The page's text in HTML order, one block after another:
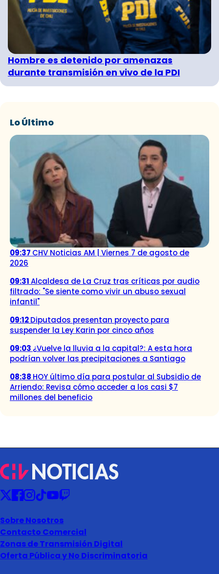
Hombre es detenido por amenazas
durante transmisión en vivo de la PDI
Lo Último
09:37 CHV Noticias AM | Viernes 7 de agosto de
2026
09:31Alcaldesa de La Cruz tras críticas por audio
filtrado: "Se siente como vivir un abuso sexual
infantil"
09:12Diputados presentan proyecto para
suspender la Ley Karin por cinco años
09:03 ¿Vuelve la lluvia a la capital?: A esta hora
podrían volver las precipitaciones a Santiago
08:38 HOY último día para postular al Subsidio de
Arriendo: Revisa cómo acceder a los casi $7
millones del beneficio
Sobre Nosotros
Contacto Comercial
Zonas de Transmisión Digital
Oferta Pública y No Discriminatoria